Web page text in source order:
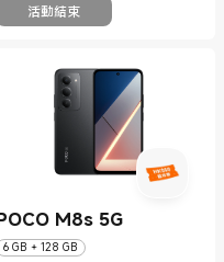
活動結束
M8s 5G
6 GB + 128 GB